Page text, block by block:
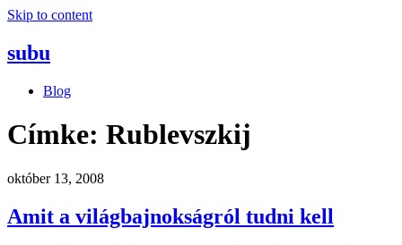
Skip to content
subu
Blog
Címke: Rublevszkij
október 13, 2008
Amit a világbajnokságról tudni kell